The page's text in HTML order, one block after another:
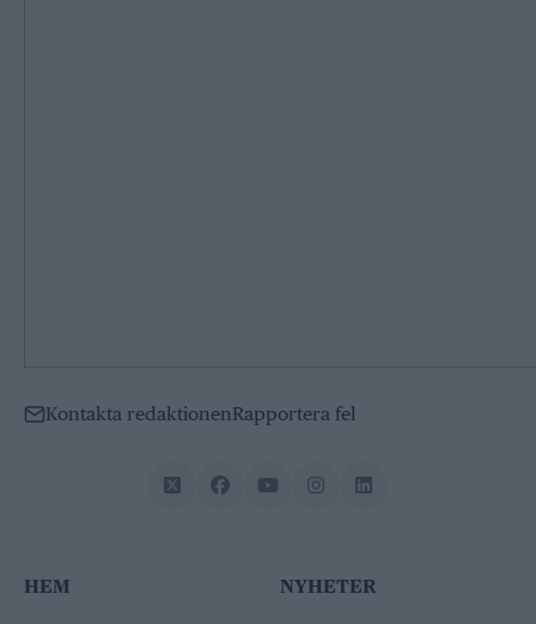
Kontakta redaktionenRapportera fel
HEM NYHETER